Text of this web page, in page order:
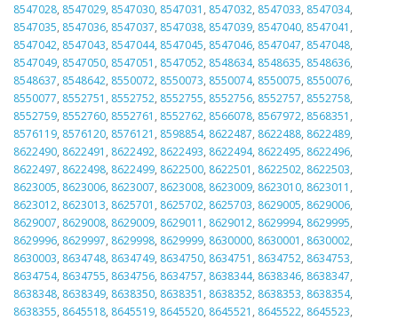
8547028, 8547029, 8547030, 8547031 , 8547032, 8547033, 8547034,
8547035, 8547036, 8547037, 8547038, 8547039, 8547040, 8547041 ,
8547042, 8547043, 8547044, 8547045, 8547046, 8547047, 8547048,
8547049, 8547050, 8547051 , 8547052, 8548634, 8548635, 8548636,
8548637, 8548642, 8550072, 8550073, 8550074, 8550075, 8550076,
8550077, 8552751 , 8552752, 8552755, 8552756, 8552757, 8552758,
8552759, 8552760, 8552761 , 8552762, 8566078, 8567972, 8568351 ,
8576119, 8576120, 8576121 , 8598854, 8622487, 8622488, 8622489,
8622490, 8622491 , 8622492, 8622493, 8622494, 8622495, 8622496,
8622497, 8622498, 8622499, 8622500, 8622501 , 8622502, 8622503,
8623005, 8623006, 8623007, 8623008, 8623009, 8623010, 8623011 ,
8623012, 8623013, 8625701 , 8625702, 8625703, 8629005, 8629006,
8629007, 8629008, 8629009, 8629011 , 8629012, 8629994, 8629995,
8629996, 8629997, 8629998, 8629999, 8630000, 8630001 , 8630002,
8630003, 8634748, 8634749, 8634750, 8634751 , 8634752, 8634753,
8634754, 8634755, 8634756, 8634757, 8638344, 8638346, 8638347,
8638348, 8638349, 8638350, 8638351 , 8638352, 8638353, 8638354,
8638355, 8645518, 8645519, 8645520, 8645521 , 8645522, 8645523,